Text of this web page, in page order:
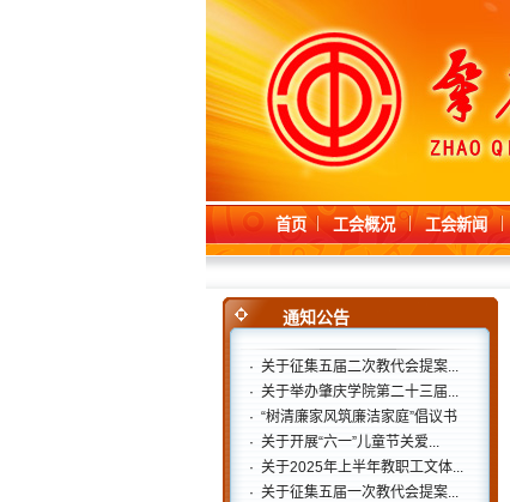
首页 工会概况 工会新闻
通知公告
· 关于征集五届二次教代会提案...
· 关于举办肇庆学院第二十三届...
· “树清廉家风筑廉洁家庭”倡议书
· 关于开展“六一”儿童节关爱...
· 关于2025年上半年教职工文体...
· 关于征集五届一次教代会提案...